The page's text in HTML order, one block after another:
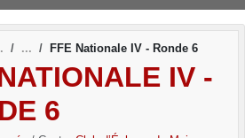
FFE Nationale IV - Ronde 6
IV -
6